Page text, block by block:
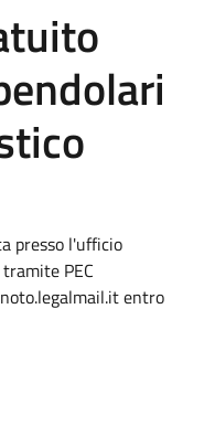
presso l'ufficio
PEC
entro